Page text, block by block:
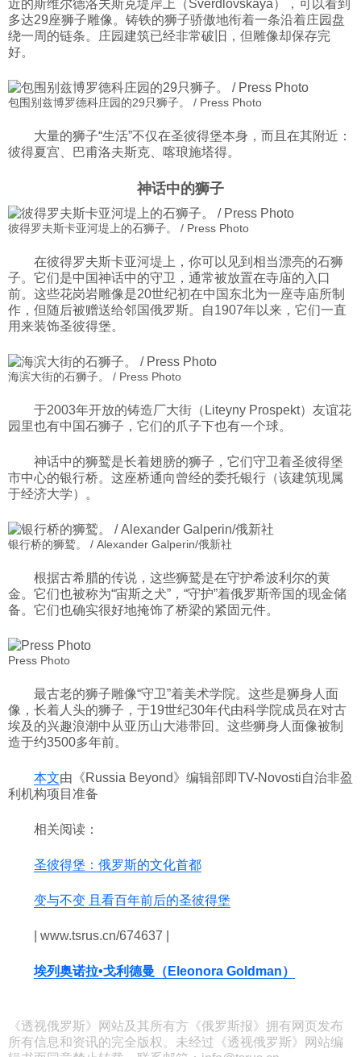
近的斯维尔德洛夫斯克堤岸上（Sverdlovskaya），可以看到
多达29座狮子雕像。铸铁的狮子骄傲地衔着一条沿着庄园盘
绕一周的链条。庄园建筑已经非常破旧，但雕像却保存完
好。
包围别兹博罗德科庄园的29只狮子。 / Press Photo
大量的狮子“生活”不仅在圣彼得堡本身，而且在其附近：
彼得夏宫、巴甫洛夫斯克、喀琅施塔得。
神话中的狮子
彼得罗夫斯卡亚河堤上的石狮子。 / Press Photo
在彼得罗夫斯卡亚河堤上，你可以见到相当漂亮的石狮
子。它们是中国神话中的守卫，通常被放置在寺庙的入口
前。这些花岗岩雕像是20世纪初在中国东北为一座寺庙所制
作，但随后被赠送给邻国俄罗斯。自1907年以来，它们一直
用来装饰圣彼得堡。
海滨大街的石狮子。 / Press Photo
于2003年开放的铸造厂大街（Liteyny Prospekt）友谊花
园里也有中国石狮子，它们的爪子下也有一个球。
神话中的狮鹫是长着翅膀的狮子，它们守卫着圣彼得堡
市中心的银行桥。这座桥通向曾经的委托银行（该建筑现属
于经济大学）。
银行桥的狮鹫。 / Alexander Galperin/俄新社
根据古希腊的传说，这些狮鹫是在守护希波利尔的黄
金。它们也被称为“宙斯之犬”，“守护”着俄罗斯帝国的现金储
备。它们也确实很好地掩饰了桥梁的紧固元件。
Press Photo
最古老的狮子雕像“守卫”着美术学院。这些是狮身人面
像，长着人头的狮子，于19世纪30年代由科学院成员在对古
埃及的兴趣浪潮中从亚历山大港带回。这些狮身人面像被制
造于约3500多年前。
本文由《Russia Beyond》编辑部即TV-Novosti自治非盈
利机构项目准备
相关阅读：
圣彼得堡：俄罗斯的文化首都
变与不变 且看百年前后的圣彼得堡
| www.tsrus.cn/674637 |
埃列奥诺拉•戈利德曼（Eleonora Goldman）
《透视俄罗斯》网站及其所有方《俄罗斯报》拥有网页发布
所有信息和资讯的完全版权。未经过《透视俄罗斯》网站编